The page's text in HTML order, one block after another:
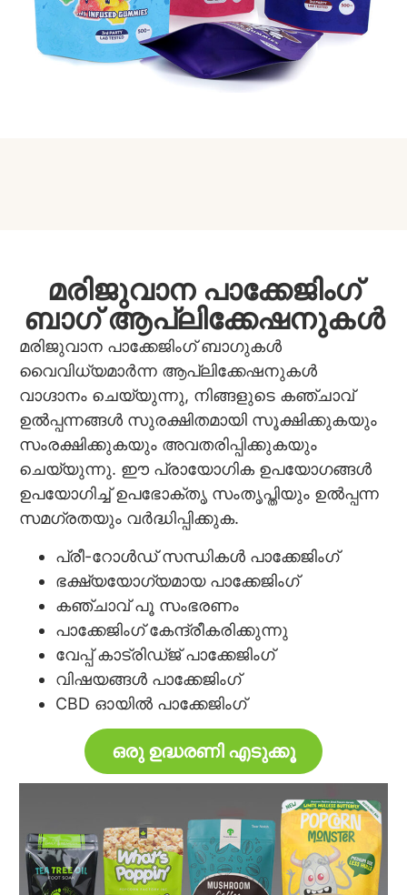
മരിജുവാന പാക്കേജിംഗ്
ബാഗ് ആപ്ലിക്കേഷനുകൾ
മരിജുവാന പാക്കേജിംഗ് ബാഗുകൾ
വൈവിധ്യമാർന്ന ആപ്ലിക്കേഷനുകൾ
വാഗ്ദാനം ചെയ്യുന്നു, നിങ്ങളുടെ കഞ്ചാവ്
ഉൽപ്പന്നങ്ങൾ സുരക്ഷിതമായി സൂക്ഷിക്കുകയും
സംരക്ഷിക്കുകയും അവതരിപ്പിക്കുകയും
ചെയ്യുന്നു. ഈ പ്രായോഗിക ഉപയോഗങ്ങൾ
ഉപയോഗിച്ച് ഉപഭോക്തൃ സംതൃപ്തിയും ഉൽപ്പന്ന
സമഗ്രതയും വർദ്ധിപ്പിക്കുക.
പ്രീ-റോൾഡ് സന്ധികൾ പാക്കേജിംഗ്
ഭക്ഷ്യയോഗ്യമായ പാക്കേജിംഗ്
കഞ്ചാവ് പൂ സംഭരണം
പാക്കേജിംഗ് കേന്ദ്രീകരിക്കുന്നു
വേപ്പ് കാട്രിഡ്ജ് പാക്കേജിംഗ്
വിഷയങ്ങൾ പാക്കേജിംഗ്
CBD ഓയിൽ പാക്കേജിംഗ്
ഒരു ഉദ്ധരണി എടുക്കൂ